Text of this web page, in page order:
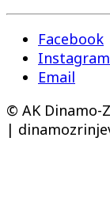
Facebook
Instagram
Email
© AK Dinamo-
|